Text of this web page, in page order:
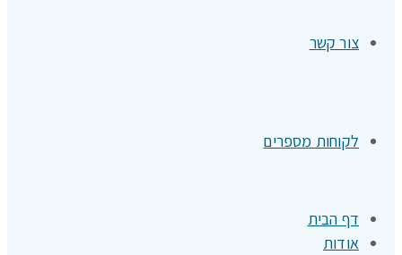
צור קשר
לקוחות מספרים
דף הבית
אודות